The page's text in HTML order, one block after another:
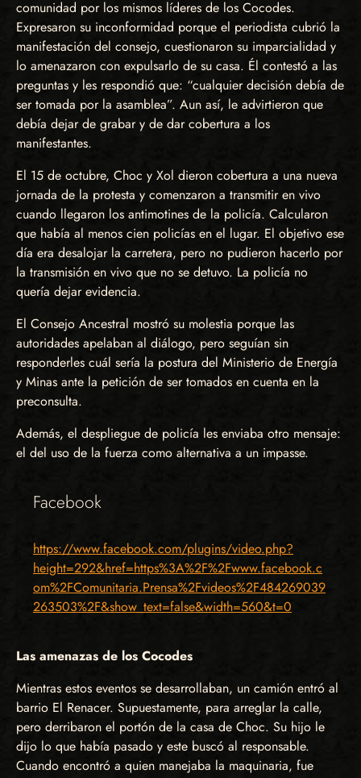
comunidad por los mismos líderes de los Cocodes.
Expresaron su inconformidad porque el periodista cubrió la
manifestación del consejo, cuestionaron su imparcialidad y
lo amenazaron con expulsarlo de su casa. Él contestó a las
preguntas y les respondió que: “cualquier decisión debía de
ser tomada por la asamblea”. Aun así, le advirtieron que
debía dejar de grabar y de dar cobertura a los
manifestantes.
El 15 de octubre, Choc y Xol dieron cobertura a una nueva
jornada de la protesta y comenzaron a transmitir en vivo
cuando llegaron los antimotines de la policía. Calcularon
que había al menos cien policías en el lugar. El objetivo ese
día era desalojar la carretera, pero no pudieron hacerlo por
la transmisión en vivo que no se detuvo. La policía no
quería dejar evidencia.
El Consejo Ancestral mostró su molestia porque las
autoridades apelaban al diálogo, pero seguían sin
responderles cuál sería la postura del Ministerio de Energía
y Minas ante la petición de ser tomados en cuenta en la
preconsulta.
Además, el despliegue de policía les enviaba otro mensaje:
el del uso de la fuerza como alternativa a un impasse.
Facebook
https://www.facebook.com/plugins/video.php?
height=292&href=https%3A%2F%2Fwww.facebook.c
om%2FComunitaria.Prensa%2Fvideos%2F484269039
263503%2F&show_text=false&width=560&t=0
Las amenazas de los Cocodes
Mientras estos eventos se desarrollaban, un camión entró al
barrio El Renacer. Supuestamente, para arreglar la calle,
pero derribaron el portón de la casa de Choc. Su hijo le
dijo lo que había pasado y este buscó al responsable.
Cuando encontró a quien manejaba la maquinaria, fue